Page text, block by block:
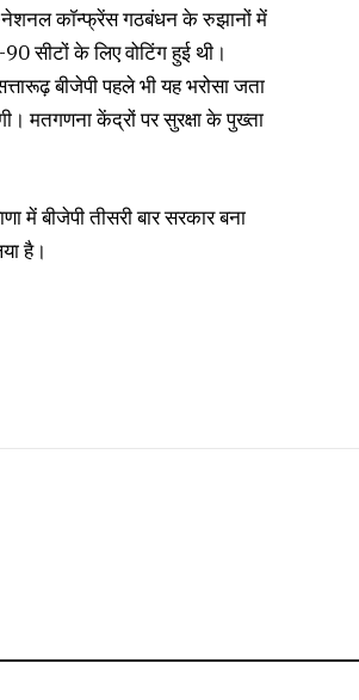
नेशनल कॉन्फ्रेंस गठबंधन के रुझानों में
सीटों के लिए वोटिंग हुई थी।
बीजेपी पहले भी यह भरोसा जता
मतगणना केंद्रों पर सुरक्षा के पुख्ता
में बीजेपी तीसरी बार सरकार बना
है।